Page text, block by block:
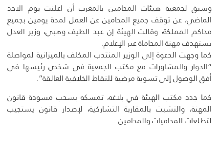
وسبق لجمعية هيئات المحامين بالمغرب أن اعلنت يوم الاحد
الماضي، عن توقف جميع المحامين عن العمل لمدة يومين بجميع
محاكم المملكة، وقالت الهيئة إن عبد الطيف وهبي، وزير العدل
يستهدف مهنة المحاماة عبر الإعلام.
كما وجهت الدعوة إلى الوزير المنتدب المكلف بالميزانية لمواصلة
“الحوار والمشاورات مع مكتب الجمعية في شخص رئيسها في
أفق الوصول إلى تسوية مرضية للنقاط الخلافية العالقة”.
كما جدد مكتب الهيئة في بلاغه، تمسكه بسحب مسودة قانون
المهنة، والتشبت بالمقاربة التشاركية، لإصدار قانون يستجيب
لتطلعات المحاميات والمحامين.